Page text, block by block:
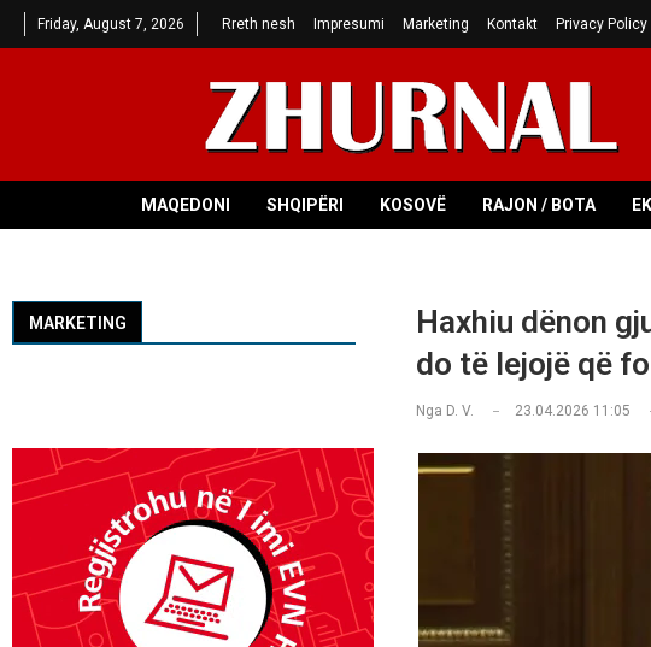
Friday, August 7, 2026 Rreth nesh Impresumi Marketing Kontakt Privacy Policy
MAQEDONI SHQIPËRI KOSOVË RAJON / BOTA
Haxhiu dënon
do të lejojë që
Nga D. V. 23.04.2026 11:05
MARKETING